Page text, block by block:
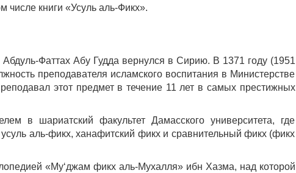
числе книги «Усуль аль-Фикх».
Фаттах Абу Гудда вернулся в Сирию. В 1371 году (1951
преподавателя исламского воспитания в Министерстве
этот предмет в течение 11 лет в самых престижных
в шариатский факультет Дамасского университета, где
аль-фикх, ханафитский фикх и сравнительный фикх (фикх
«Му‘джам фикх аль-Мухалля» ибн Хазма, над которой